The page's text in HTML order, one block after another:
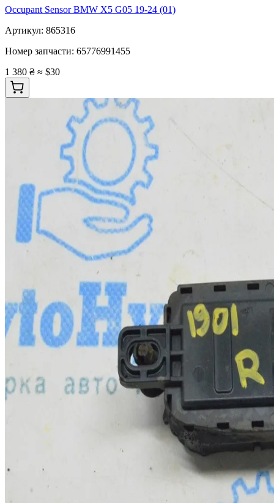
Occupant Sensor BMW X5 G05 19-24 (01)
Артикул: 865316
Номер запчасти: 65776991455
1 380 ₴ ≈ $30